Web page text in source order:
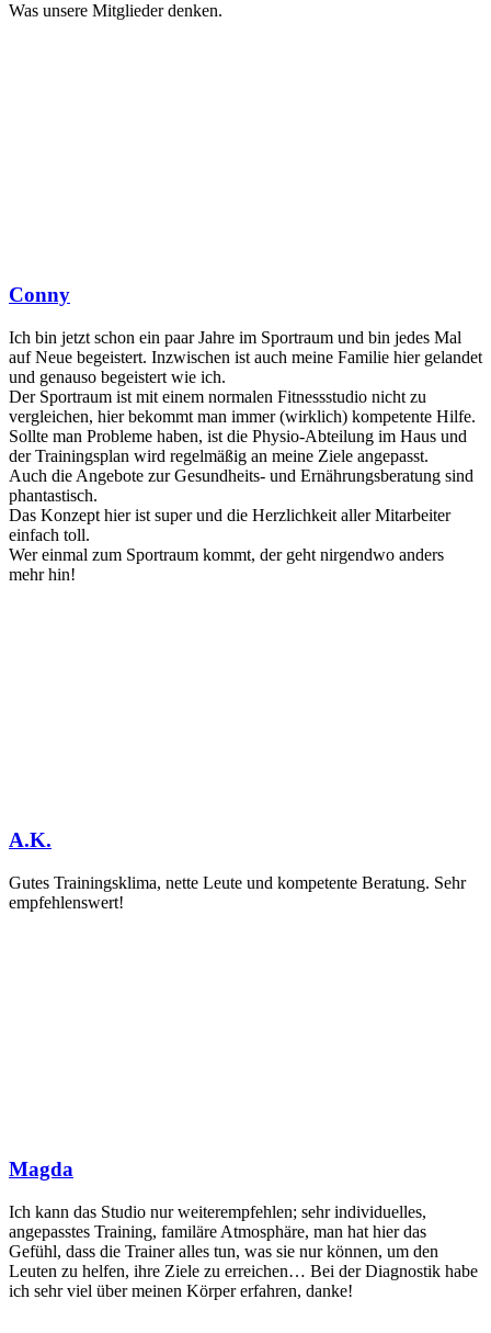
Was unsere Mitglieder denken.
Conny
Ich bin jetzt schon ein paar Jahre im Sportraum und bin jedes Mal
auf Neue begeistert. Inzwischen ist auch meine Familie hier gelandet
und genauso begeistert wie ich.
Der Sportraum ist mit einem normalen Fitnessstudio nicht zu
vergleichen, hier bekommt man immer (wirklich) kompetente Hilfe.
Sollte man Probleme haben, ist die Physio-Abteilung im Haus und
der Trainingsplan wird regelmäßig an meine Ziele angepasst.
Auch die Angebote zur Gesundheits- und Ernährungsberatung sind
phantastisch.
Das Konzept hier ist super und die Herzlichkeit aller Mitarbeiter
einfach toll.
Wer einmal zum Sportraum kommt, der geht nirgendwo anders
mehr hin!
A.K.
Gutes Trainingsklima, nette Leute und kompetente Beratung. Sehr
empfehlenswert!
Magda
Ich kann das Studio nur weiterempfehlen; sehr individuelles,
angepasstes Training, familäre Atmosphäre, man hat hier das
Gefühl, dass die Trainer alles tun, was sie nur können, um den
Leuten zu helfen, ihre Ziele zu erreichen… Bei der Diagnostik habe
ich sehr viel über meinen Körper erfahren, danke!